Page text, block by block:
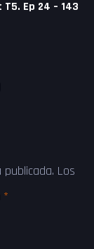
Ep 24 – 143
Los
*